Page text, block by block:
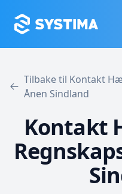
Tilbake til Kontakt
Ånen Sindland
Kontakt